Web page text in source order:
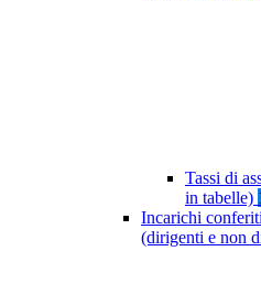
Tassi di
in tabelle)
Incarichi
(dirigenti e non